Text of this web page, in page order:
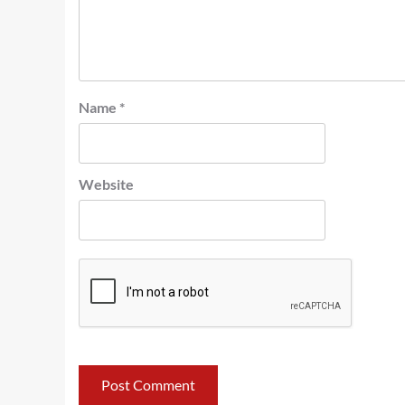
Name *
Website